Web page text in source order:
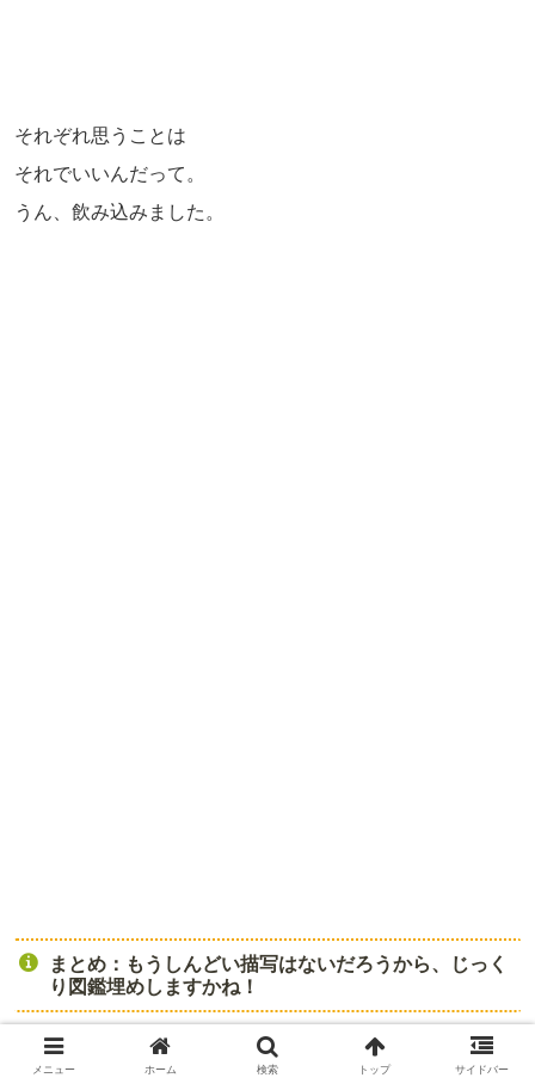
それぞれ思うことは
それでいいんだって。
うん、飲み込みました。
まとめ：もうしんどい描写はないだろうから、じっく
り図鑑埋めしますかね！
メニュー ホーム 検索 トップ サイドバー